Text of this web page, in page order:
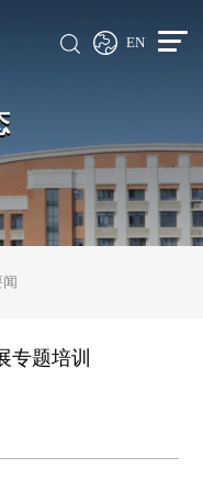
EN
专题培训